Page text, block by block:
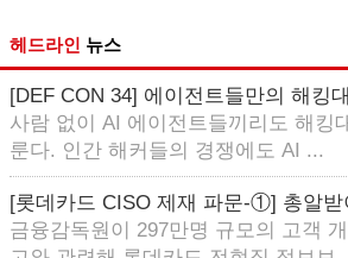
헤드라인 뉴스
[DEF CON 34] 에이전트들만의 해킹
사람 없이 AI 에이전트들끼리도 해킹
룬다. 인간 해커들의 경쟁에도 AI ...
[롯데카드 CISO 제재 파문-①] 총알받
금융감독원이 297만명 규모의 고객